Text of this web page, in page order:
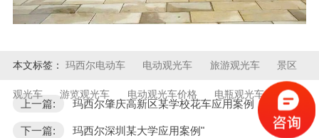
本文标签： 玛西尔电动车 电动观光车 旅游观光车 景区
观光车 游览观光车 电动观光车价格 电瓶观光车
上一篇: 玛西尔肇庆高新区某学校花车应用案例
下一篇: 玛西尔深圳某大学应用案例"